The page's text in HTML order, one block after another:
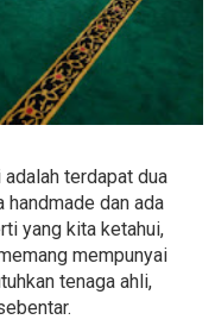
terdapat dua
dan ada
yang kita ketahui,
mempunyai
tenaga ahli,